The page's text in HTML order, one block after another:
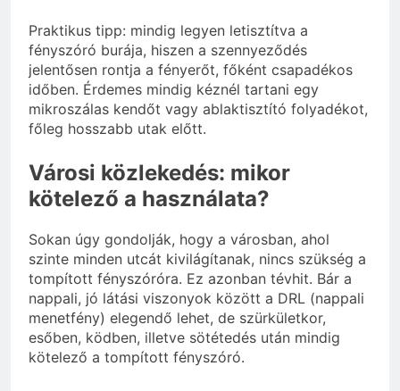
Praktikus tipp: mindig legyen letisztítva a
fényszóró burája, hiszen a szennyeződés
jelentősen rontja a fényerőt, főként csapadékos
időben. Érdemes mindig kéznél tartani egy
mikroszálas kendőt vagy ablaktisztító folyadékot,
főleg hosszabb utak előtt.
Városi közlekedés: mikor
kötelező a használata?
Sokan úgy gondolják, hogy a városban, ahol
szinte minden utcát kivilágítanak, nincs szükség a
tompított fényszóróra. Ez azonban tévhit. Bár a
nappali, jó látási viszonyok között a DRL (nappali
menetfény) elegendő lehet, de szürkületkor,
esőben, ködben, illetve sötétedés után mindig
kötelező a tompított fényszóró.